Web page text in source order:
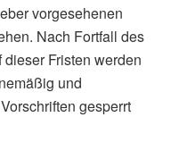
vorgesehenen
Nach Fortfall des
Fristen werden
und
gesperrt